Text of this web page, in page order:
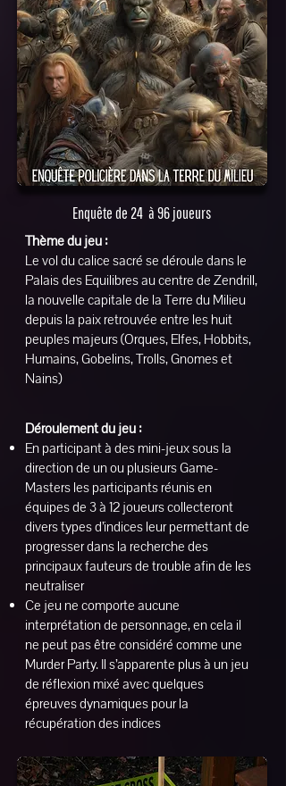
Enquête de 24 à 96 joueurs
Thème du jeu :
Le vol du calice sacré se déroule dans le
Palais des Equilibres au centre de Zendrill,
la nouvelle capitale de la Terre du Milieu
depuis la paix retrouvée entre les huit
peuples majeurs (Orques, Elfes, Hobbits,
Humains, Gobelins, Trolls, Gnomes et
Nains)
Déroulement du jeu :
En participant à des mini-jeux sous la
direction de un ou plusieurs Game-
Masters les participants réunis en
équipes de 3 à 12 joueurs collecteront
divers types d’indices leur permettant de
progresser dans la recherche des
principaux fauteurs de trouble afin de les
neutraliser
Ce jeu ne comporte aucune
interprétation de personnage, en cela il
ne peut pas être considéré comme une
Murder Party. Il s’apparente plus à un jeu
de réflexion mixé avec quelques
épreuves dynamiques pour la
récupération des indices